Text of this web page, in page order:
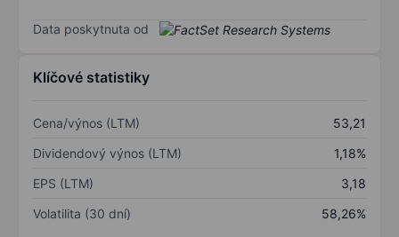
Data poskytnuta od
Klíčové statistiky
Cena/výnos (LTM)
53,21
Dividendový výnos (LTM)
1,18%
EPS (LTM)
3,18
Volatilita (30 dní)
58,26%